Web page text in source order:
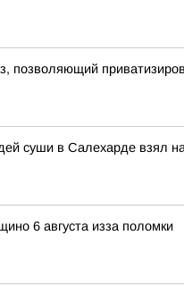
позволяющий
суши в Салехарде взял
6 августа изза поломки